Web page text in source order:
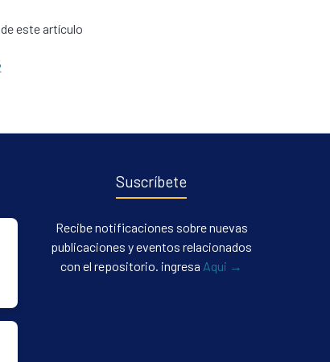
este artículo
Suscríbete
Recibe notificaciones sobre nuevas
publicaciones y eventos relacionados
con el repositorio. ingresa Aqui →